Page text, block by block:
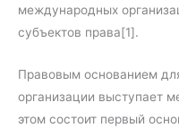
международных
субъектов права[1].
Правовым основанием
организации выступает
этом состоит первый